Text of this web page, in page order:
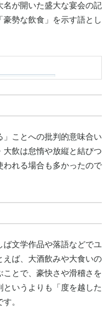
名が開いた盛大な宴会の記
勢な飲食」を示す語とし
」ことへの批判的意味合い
飲は怠惰や放縦と結びつ
われる場合も多かったので
ば文学作品や落語などでユ
えば、大酒飲みや大食いの
ことで、豪快さや滑稽さを
いうよりも「度を越した
。